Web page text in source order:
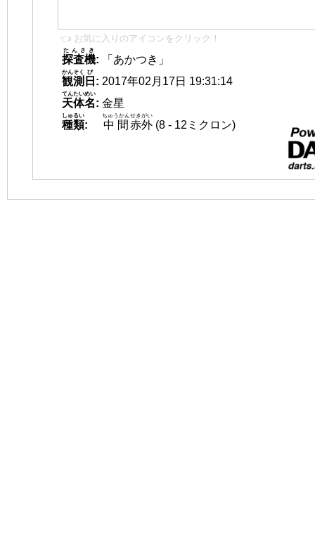
👈 お気に入りのアイコンをクリック！
探査機
たんさき
:
「あかつき」
観測
かんそく
日
び
: 2017年02月17日 19:31:14
天体名
てんたいめい
: 金星
種類
しゅるい
: 中間
ちゅうかん
赤外
せきがい
(8 - 12ミクロン)